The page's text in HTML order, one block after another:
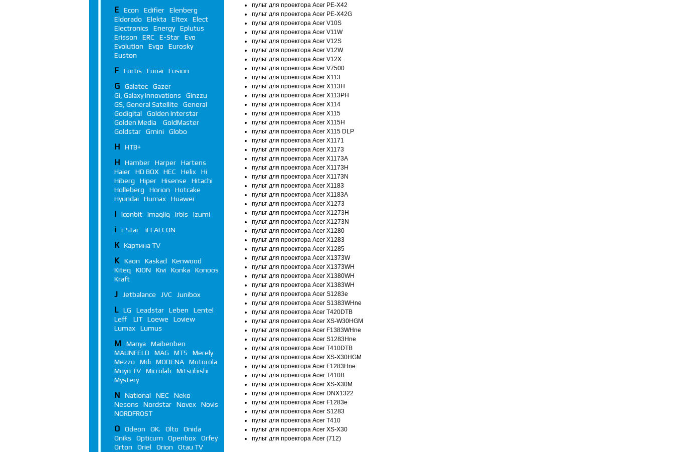
пульт для проектора Acer PE-X42
пульт для проектора Acer PE-X42G
пульт для проектора Acer V10S
пульт для проектора Acer V11W
пульт для проектора Acer V12S
пульт для проектора Acer V12W
пульт для проектора Acer V12X
пульт для проектора Acer V7500
пульт для проектора Acer X113
пульт для проектора Acer X113H
пульт для проектора Acer X113PH
пульт для проектора Acer X114
пульт для проектора Acer X115
пульт для проектора Acer X115H
пульт для проектора Acer X115 DLP
пульт для проектора Acer X1171
пульт для проектора Acer X1173
пульт для проектора Acer X1173A
пульт для проектора Acer X1173H
пульт для проектора Acer X1173N
пульт для проектора Acer X1183
пульт для проектора Acer X1183A
пульт для проектора Acer X1273
пульт для проектора Acer X1273H
пульт для проектора Acer X1273N
пульт для проектора Acer X1280
пульт для проектора Acer X1283
пульт для проектора Acer X1285
пульт для проектора Acer X1373W
пульт для проектора Acer X1373WH
пульт для проектора Acer X1380WH
пульт для проектора Acer X1383WH
пульт для проектора Acer S1283e
пульт для проектора Acer S1383WHne
пульт для проектора Acer T420DTB
пульт для проектора Acer XS-W30HGM
пульт для проектора Acer F1383WHne
пульт для проектора Acer S1283Hne
пульт для проектора Acer T410DTB
пульт для проектора Acer XS-X30HGM
пульт для проектора Acer F1283Hne
пульт для проектора Acer T410B
пульт для проектора Acer XS-X30M
пульт для проектора Acer DNX1322
пульт для проектора Acer F1283e
пульт для проектора Acer S1283
пульт для проектора Acer T410
пульт для проектора Acer XS-X30
пульт для проектора Acer (712)
E Econ Edifier
Elenberg
Eldorado
Elekta Eltex
Elect
Electronics
Energy
Eplutus
Erisson
ERC E-Star
Evo
Evolution
Evgo
Eurosky
Euston
F Fortis Funai Fusion
G Galatec
Gazer
Gi, Galaxy Innovations
Ginzzu
GS, General Satellite
General
Godigital
Golden Interstar
Golden Media
GoldMaster
Goldstar
Gmini Globo
Н НТВ+
H Hamber Harper
Hartens
Haier
HD BOX HEC Helix
Hi
Hiberg
Hiper Hisense
Hitachi
Holleberg
Horion
Hotcake
Hyundai
Humax Huawei
I Iconbit Imaqliq Irbis Izumi
i i-Star iFFALСON
К Картина TV
K Kaon Kaskad
Kenwood
Kiteq
KION Kivi Konka
Konoos
Kraft
J Jetbalance JVC Junibox
L LG Leadstar Leben
Lentel
Leff
LIT Loewe
Loview
Lumax
Lumus
M Manya
Maibenben
MAUNFELD
MAG MTS
Merely
Mezzo
Mdi MODENA
Motorola
Moyo TV
Microlab
Mitsubishi
Mystery
N National NEC
Neko
Nesons
Nordstar Novex
Novis
NORDFROST
O Odeon OK. Olto
Onida
Oniks
Opticum Openbox
Orfey
Orton
Oriel Orion Otau TV